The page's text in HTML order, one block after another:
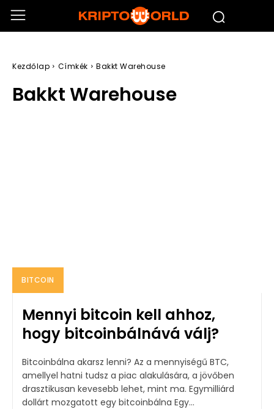
Kezdőlap Címkék Bakkt Warehouse
Bakkt Warehouse
BITCOIN
Mennyi bitcoin kell ahhoz,
hogy bitcoinbálnává válj?
Bitcoinbálna akarsz lenni? Az a mennyiségű BTC,
amellyel hatni tudsz a piac alakulására, a jövőben
drasztikusan kevesebb lehet, mint ma. Egymilliárd
dollárt mozgatott egy bitcoinbálna Egy...